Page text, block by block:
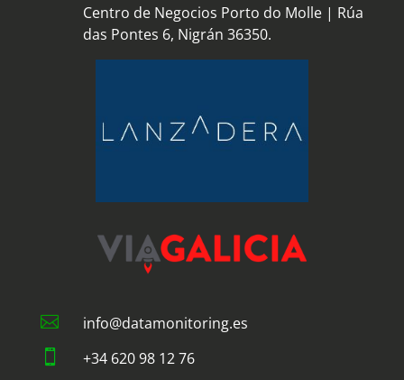
Centro de Negocios Porto do Molle | Rúa
das Pontes 6, Nigrán 36350.
 info@datamonitoring.es
 +34 620 98 12 76